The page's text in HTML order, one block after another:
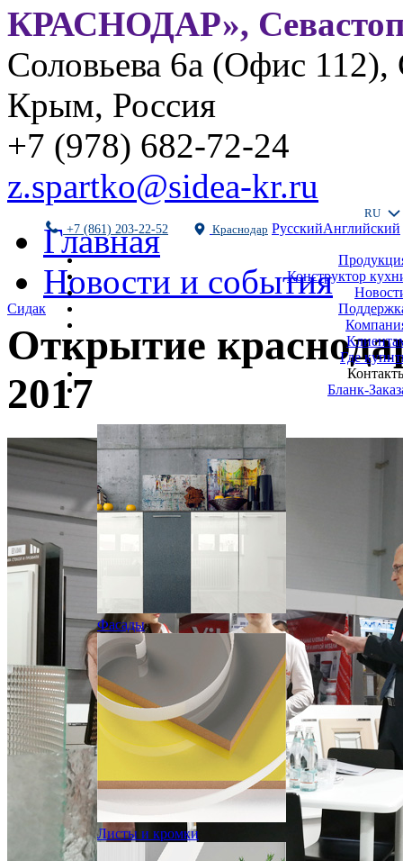
КРАСНОДАР»,
Соловьева 6а (Офис 112),
Крым, Россия
+7 (978) 682-72-24
z.spartko@sidea-kr.ru
Сидак
+7 (861) 203-22-52 Краснодар
RU
РусскийАнглийский
Конструктор
Где
Бланк-
Фасады
Листы и кромки
Главная
Новости и события
Открытие
2017